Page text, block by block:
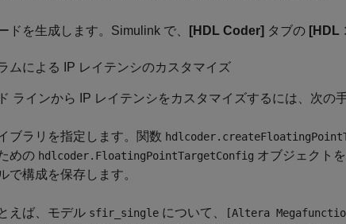
ドを生成します。Simulink で、 [HDL Coder] タブの [HDL
ムによる IP レイテンシのカスタマイズ
ラインから IP レイテンシをカスタマイズするには、次の
ブラリを指定します。関数
めの hdlcoder.FloatingPointTargetConfig オブジェクト
で構成を保存します。
えば、モデル sfir_single について、 [Altera